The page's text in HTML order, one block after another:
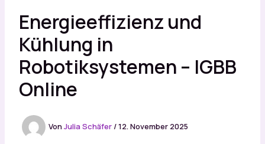
Energieeffizienz und
Kühlung in
Robotiksystemen – IGBB
Online
VonJulia Schäfer /12. November 2025